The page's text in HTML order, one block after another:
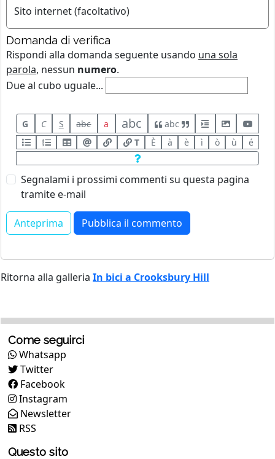
Sito internet (facoltativo)
Domanda di verifica
Rispondi alla domanda seguente usando una sola
parola, nessun numero.
Due al cubo uguale...
G C S abc a abc
abc
T
È à è ì ò ù é
Segnalami i prossimi commenti su questa pagina
tramite e-mail
Ritorna alla galleria In bici a Crooksbury Hill
Come seguirci
Whatsapp
Twitter
Facebook
Instagram
Newsletter
RSS
Questo sito